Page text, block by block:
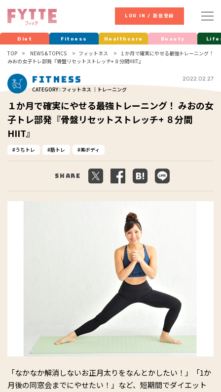
LOG IN / 新規登録
Diet Fitness Healthcare Beauty
TOP NEWS & TOPICS フィットネス
１か月で確実にやせる最強トレーニング！
みおの女子トレ部発『骨盤リセットストレッチ+ ８分間HIIT』
Fitness
CATEGORY : フィットネス ｜トレーニング
2022.02.27
１か月で確実にやせる最強トレーニング！ みおの女
子トレ部発『骨盤リセットストレッチ+ ８分間
HIIT』
うちトレ 筋トレ 美ボディ
Share
「なかなか解消しないお正月太りをなんとかしたい！」「1か
月後の同窓会までにやせたい！」など、短期間でダイエット